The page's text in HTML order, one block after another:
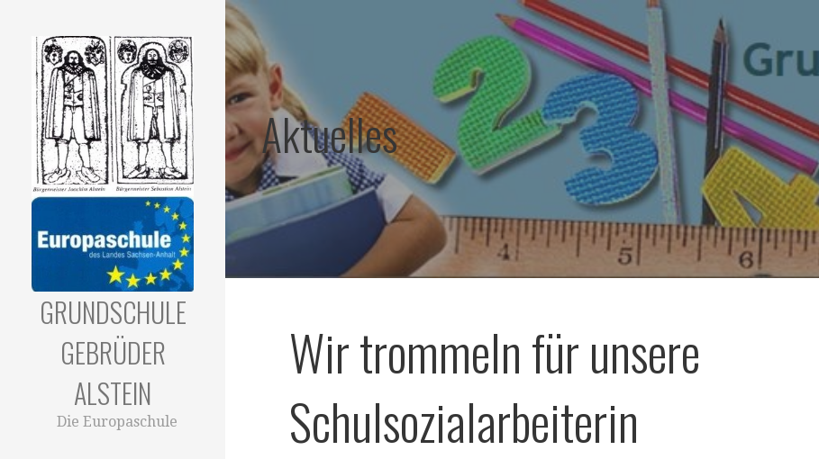
Zum
Inhalt
springen
GRUNDSCHULE
GEBRÜDER
ALSTEIN
Die Europaschule
Aktuelles
Wir trommeln für unsere
Schulsozialarbeiterin